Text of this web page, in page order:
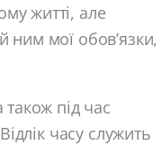
житті, але
ним мої обов’язки,
під час
часу служить